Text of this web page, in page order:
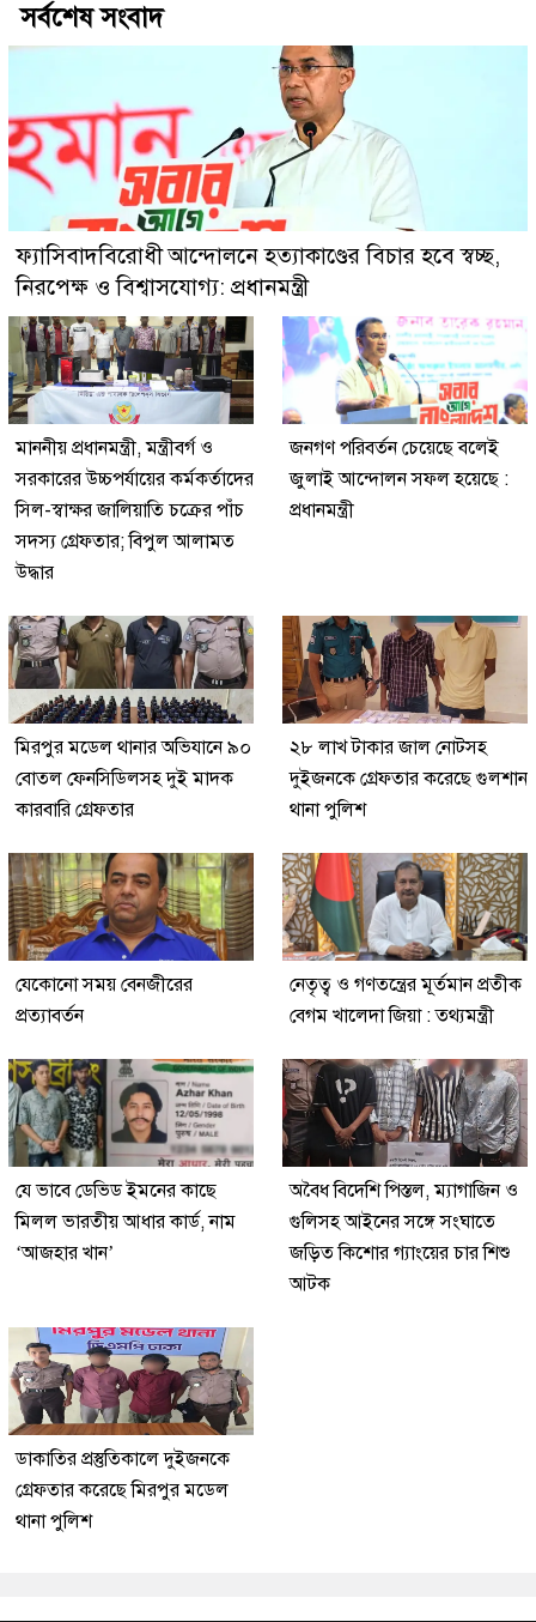
সর্বশেষ সংবাদ
ফ্যাসিবাদবিরোধী আন্দোলনে হত্যাকাণ্ডের বিচার হবে স্বচ্ছ,
নিরপেক্ষ ও বিশ্বাসযোগ্য: প্রধানমন্ত্রী
মাননীয় প্রধানমন্ত্রী, মন্ত্রীবর্গ ও
সরকারের উচ্চপর্যায়ের কর্মকর্তাদের
সিল-স্বাক্ষর জালিয়াতি চক্রের পাঁচ
সদস্য গ্রেফতার; বিপুল আলামত
উদ্ধার
জনগণ পরিবর্তন চেয়েছে বলেই
জুলাই আন্দোলন সফল হয়েছে :
প্রধানমন্ত্রী
মিরপুর মডেল থানার অভিযানে ৯০
বোতল ফেনসিডিলসহ দুই মাদক
কারবারি গ্রেফতার
২৮ লাখ টাকার জাল নোটসহ
দুইজনকে গ্রেফতার করেছে গুলশান
থানা পুলিশ
যেকোনো সময় বেনজীরের
প্রত্যাবর্তন
নেতৃত্ব ও গণতন্ত্রের মূর্তমান প্রতীক
বেগম খালেদা জিয়া : তথ্যমন্ত্রী
যে ভাবে ডেভিড ইমনের কাছে
মিলল ভারতীয় আধার কার্ড, নাম
‘আজহার খান’
অবৈধ বিদেশি পিস্তল, ম্যাগাজিন ও
গুলিসহ আইনের সঙ্গে সংঘাতে
জড়িত কিশোর গ্যাংয়ের চার শিশু
আটক
ডাকাতির প্রস্তুতিকালে দুইজনকে
গ্রেফতার করেছে মিরপুর মডেল
থানা পুলিশ